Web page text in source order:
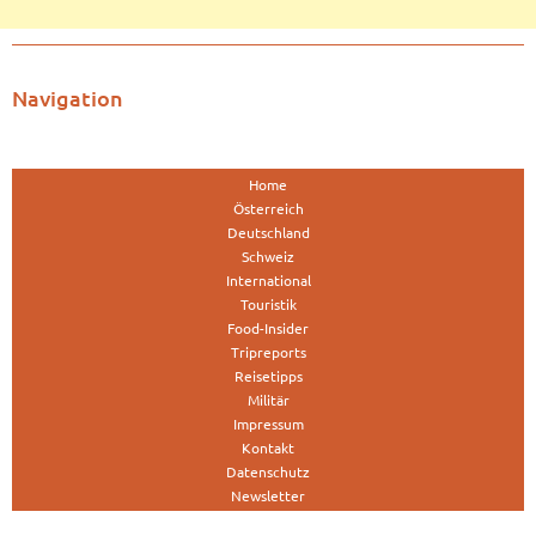
Navigation
Home
Österreich
Deutschland
Schweiz
International
Touristik
Food-Insider
Tripreports
Reisetipps
Militär
Impressum
Kontakt
Datenschutz
Newsletter